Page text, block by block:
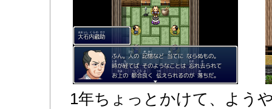
1年ちょっとかけて、よう